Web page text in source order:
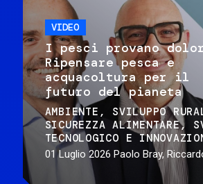
VIDEO
I pesci provano
Ripensare pesca e
acquacoltura per il
futuro del pianeta
AMBIENTE
SVILUPPO
SICUREZZA ALIMENTARE
TECNOLOGICO E
01 Luglio 2026 Paolo Bray,